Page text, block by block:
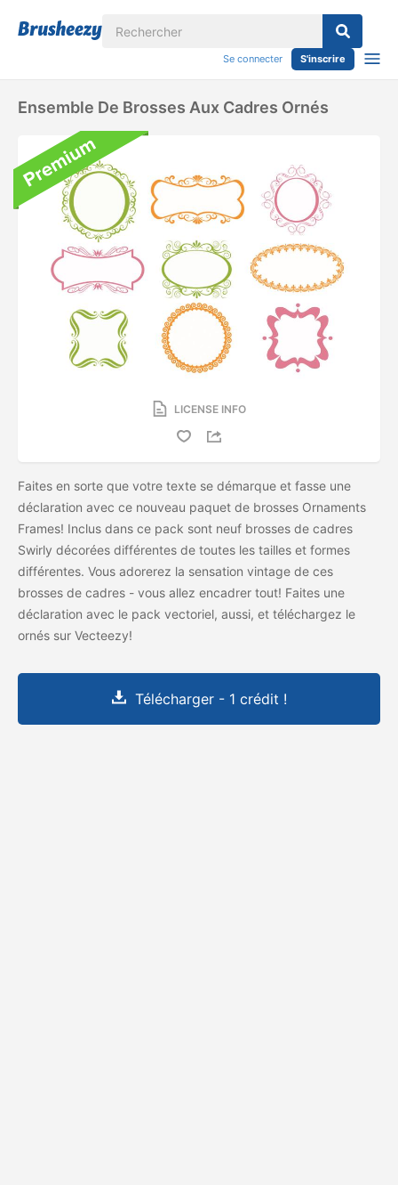
Se connecter S'inscrire
Ensemble De Brosses Aux Cadres Ornés
LICENSE INFO
Faites en sorte que votre texte se démarque et fasse une
déclaration avec ce nouveau paquet de brosses Ornaments
Frames! Inclus dans ce pack sont neuf brosses de cadres
Swirly décorées différentes de toutes les tailles et formes
différentes. Vous adorerez la sensation vintage de ces
brosses de cadres - vous allez encadrer tout! Faites une
déclaration avec le pack vectoriel, aussi, et téléchargez le
ornés sur Vecteezy!
Télécharger - 1 crédit !